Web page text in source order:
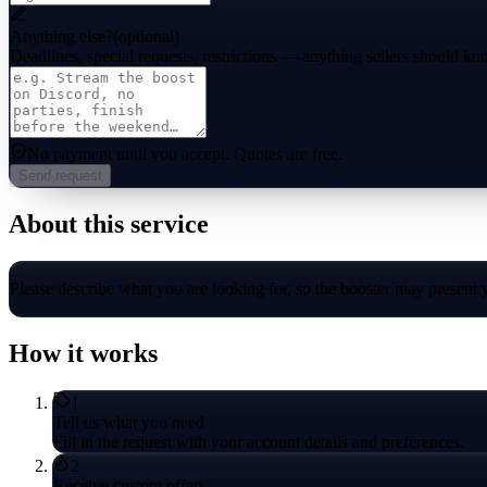
Anything else?(optional)
Deadlines, special requests, restrictions — anything sellers should
No payment until you accept. Quotes are free.
Send request
About this service
Please describe what you are looking for, so the booster may
How it works
1
Tell us what you need
Fill in the request with your account details and preferences.
2